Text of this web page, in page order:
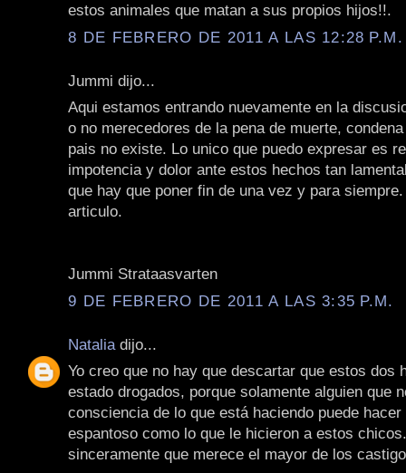
estos animales que matan a sus propios hijos!!.
8 DE FEBRERO DE 2011 A LAS 12:28 P.M.
Jummi dijo...
Aqui estamos entrando nuevamente en la
o no merecedores de la pena de muerte,
pais no existe. Lo unico que puedo expresar es
impotencia y dolor ante estos hechos tan
que hay que poner fin de una vez y para
articulo.
Jummi Strataasvarten
9 DE FEBRERO DE 2011 A LAS 3:35 P.M.
Natalia dijo...
Yo creo que no hay que descartar que estos dos
estado drogados, porque solamente alguien que
consciencia de lo que está haciendo puede hacer
espantoso como lo que le hicieron a estos
sinceramente que merece el mayor de los